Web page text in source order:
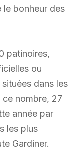
le bonheur des
patinoires,
ou
dans les
ce nombre, 27
année par
les plus
Gardiner.